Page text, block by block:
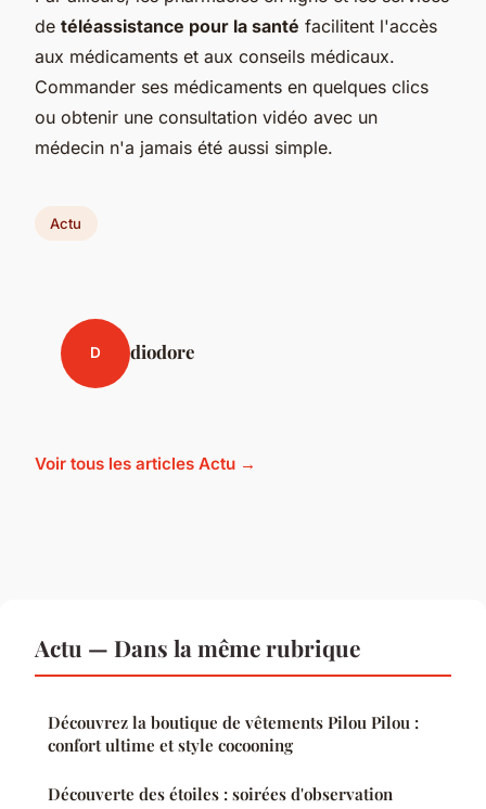
de téléassistance pour la santé facilitent l'accès
aux médicaments et aux conseils médicaux.
Commander ses médicaments en quelques clics
ou obtenir une consultation vidéo avec un
médecin n'a jamais été aussi simple.
Actu
D diodore
Voir tous les articles Actu →
Actu — Dans la même rubrique
Découvrez la boutique de vêtements Pilou Pilou :
confort ultime et style cocooning
Découverte des étoiles : soirées d'observation